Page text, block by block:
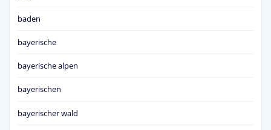
baden
bayerische
bayerische alpen
bayerischen
bayerischer wald